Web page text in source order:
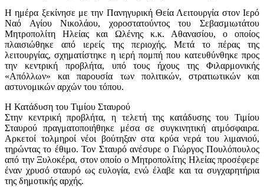
​Η ημέρα ξεκίνησε με την Πανηγυρική Θεία Λειτουργία στον Ιερό
Ναό Αγίου Νικολάου, χοροστατούντος του Σεβασμιωτάτου
Μητροπολίτη Ηλείας και Ωλένης κ.κ. Αθανασίου, ο οποίος
πλαισιώθηκε από ιερείς της περιοχής. Μετά το πέρας της
λειτουργίας, σχηματίστηκε η ιερή πομπή που κατευθύνθηκε προς
την κεντρική προβλήτα, υπό τους ήχους της Φιλαρμονικής
«Απόλλων» και παρουσία των πολιτικών, στρατιωτικών και
αστυνομικών αρχών του τόπου.
​Η Κατάδυση του Τιμίου Σταυρού
​Στην κεντρική προβλήτα, η τελετή της κατάδυσης του Τιμίου
Σταυρού πραγματοποιήθηκε μέσα σε συγκινητική ατμόσφαιρα.
Αρκετοί τολμηροί νέοι βούτηξαν στα κρύα νερά του λιμανιού,
τηρώντας το έθιμο. Τον Σταυρό ανέσυρε ο Γιώργος Πουλόπουλος
από την Ξυλοκέρα, στον οποίο ο Μητροπολίτης Ηλείας προσέφερε
έναν χρυσό σταυρό ως ευλογία, ενώ έλαβε και τα συγχαρητήρια
της δημοτικής αρχής.